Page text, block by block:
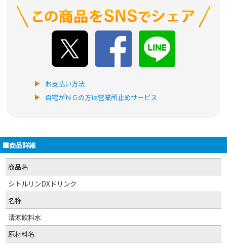
お支払い方法
自宅がＮＧの方は営業所止めサービス
■商品詳細
商品名
シトルリンDXドリンク
名称
清涼飲料水
原材料名